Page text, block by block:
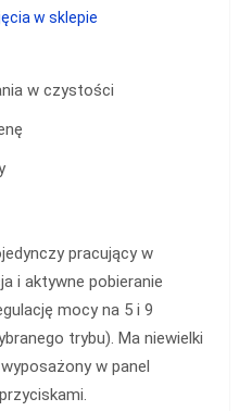
w czystości
pracujący w
i aktywne pobieranie
mocy na 5 i 9
trybu). Ma niewielki
w panel
w sklepie